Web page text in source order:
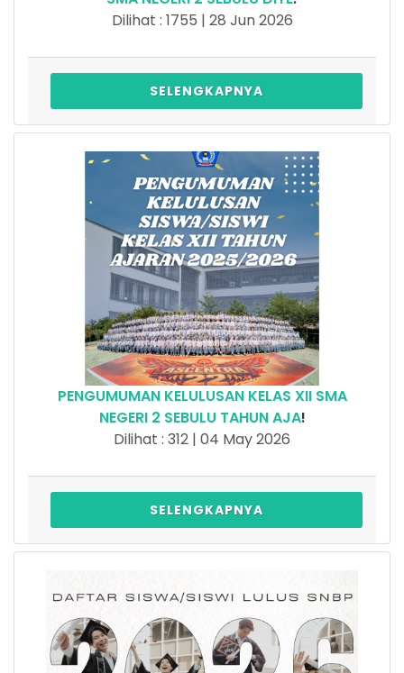
Dilihat : 1755 | 28 Jun 2026
SELENGKAPNYA
PENGUMUMAN KELULUSAN KELAS XII SMA
NEGERI 2 SEBULU TAHUN AJA!
Dilihat : 312 | 04 May 2026
SELENGKAPNYA